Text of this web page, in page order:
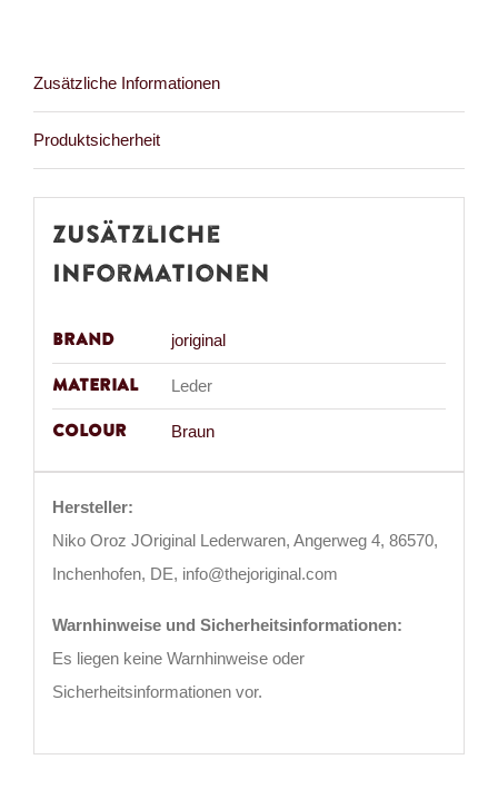
Zusätzliche Informationen
Produktsicherheit
Zusätzliche
Informationen
Brand joriginal
Material Leder
Colour Braun
Hersteller:
Niko Oroz JOriginal Lederwaren, Angerweg 4, 86570,
Inchenhofen, DE, info@thejoriginal.com
Warnhinweise und Sicherheitsinformationen:
Es liegen keine Warnhinweise oder
Sicherheitsinformationen vor.